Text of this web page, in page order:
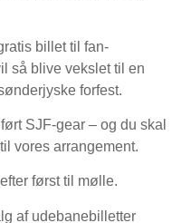
billet til fan-
så blive vekslet til en
forfest.
SJF-gear – og du skal
vores arrangement.
først til mølle.
af udebanebilletter